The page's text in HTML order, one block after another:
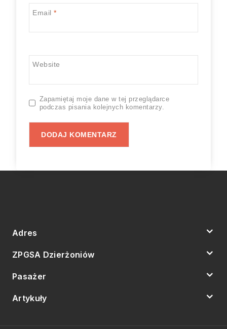
Email *
Website
Zapamiętaj moje dane w tej przeglądarce
podczas pisania kolejnych komentarzy.
Adres
ZPGSA Dzierżoniów
Pasażer
Artykuły